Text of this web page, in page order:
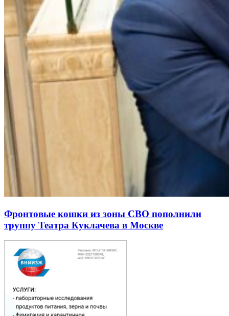
Фронтовые кошки из зоны СВО пополнили
труппу Театра Куклачева в Москве